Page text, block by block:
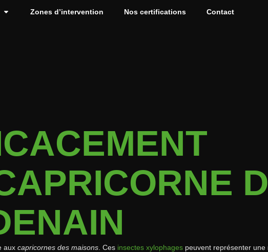
Zones d’intervention Nos certifications Contact
aux capricornes des maisons . Ces insectes xylophages peuvent représenter